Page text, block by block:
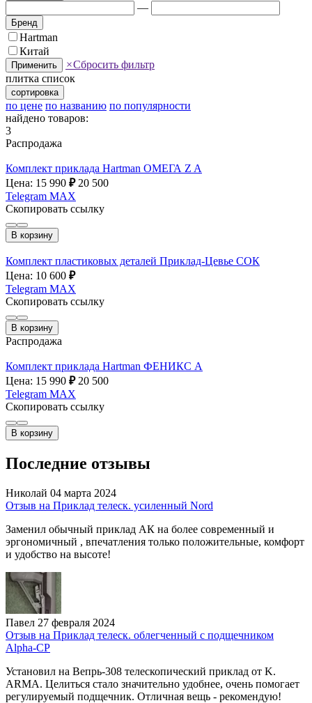
—
Бренд
Hartman
Китай
Применить ×Сбросить фильтр
плитка список
сортировка
по цене по названию по популярности
найдено товаров:
3
Распродажа
Комплект приклада Hartman ОМЕГА Z A
Цена: 15 990 ₽ 20 500
Telegram MAX
Скопировать ссылку
В корзину
Комплект пластиковых деталей Приклад-Цевье СОК
Цена: 10 600 ₽
Telegram MAX
Скопировать ссылку
В корзину
Распродажа
Комплект приклада Hartman ФЕНИКС A
Цена: 15 990 ₽ 20 500
Telegram MAX
Скопировать ссылку
В корзину
Последние отзывы
Николай 04 марта 2024
Отзыв на Приклад телеск. усиленный Nord
Заменил обычный приклад АК на более современный и
эргономичный , впечатления только положительные, комфорт
и удобство на высоте!
Павел 27 февраля 2024
Отзыв на Приклад телеск. облегченный с подщечником
Alpha-CP
Установил на Вепрь-308 телескопический приклад от K.
ARMA. Целиться стало значительно удобнее, очень помогает
регулируемый подщечник. Отличная вещь - рекомендую!